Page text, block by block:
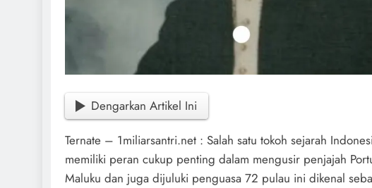
Dengarkan Artikel Ini
Ternate – 1miliarsantri.net : Salah satu tokoh sejarah
memiliki peran cukup penting dalam mengusir penjajah
Maluku dan juga dijuluki penguasa 72 pulau ini dikenal